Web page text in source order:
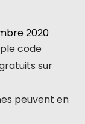
2020
code
sur
peuvent en